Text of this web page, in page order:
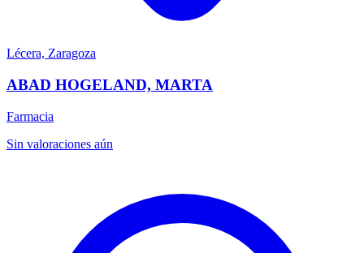
Lécera, Zaragoza
ABAD HOGELAND, MARTA
Farmacia
Sin valoraciones aún